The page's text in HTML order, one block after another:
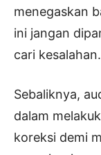
menegaskan
ini jangan
cari kesalahan.
Sebaliknya,
dalam
koreksi demi